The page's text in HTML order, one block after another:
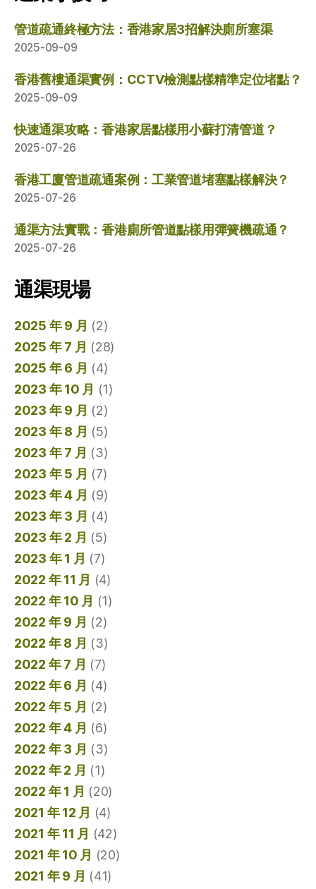
管道疏通終極方法：香港家居3招解決廁所塞渠
2025-09-09
香港舊樓通渠實例：CCTV檢測點樣精準定位堵點？
2025-09-09
快速通渠攻略：香港家居點樣用小蘇打清管道？
2025-07-26
香港工廈管道疏通案例：工業管道堵塞點樣解決？
2025-07-26
通渠方法實戰：香港廁所管道點樣用彈簧機疏通？
2025-07-26
通渠現場
2025 年 9 月 (2)
2025 年 7 月 (28)
2025 年 6 月 (4)
2023 年 10 月 (1)
2023 年 9 月 (2)
2023 年 8 月 (5)
2023 年 7 月 (3)
2023 年 5 月 (7)
2023 年 4 月 (9)
2023 年 3 月 (4)
2023 年 2 月 (5)
2023 年 1 月 (7)
2022 年 11 月 (4)
2022 年 10 月 (1)
2022 年 9 月 (2)
2022 年 8 月 (3)
2022 年 7 月 (7)
2022 年 6 月 (4)
2022 年 5 月 (2)
2022 年 4 月 (6)
2022 年 3 月 (3)
2022 年 2 月 (1)
2022 年 1 月 (20)
2021 年 12 月 (4)
2021 年 11 月 (42)
2021 年 10 月 (20)
2021 年 9 月 (41)